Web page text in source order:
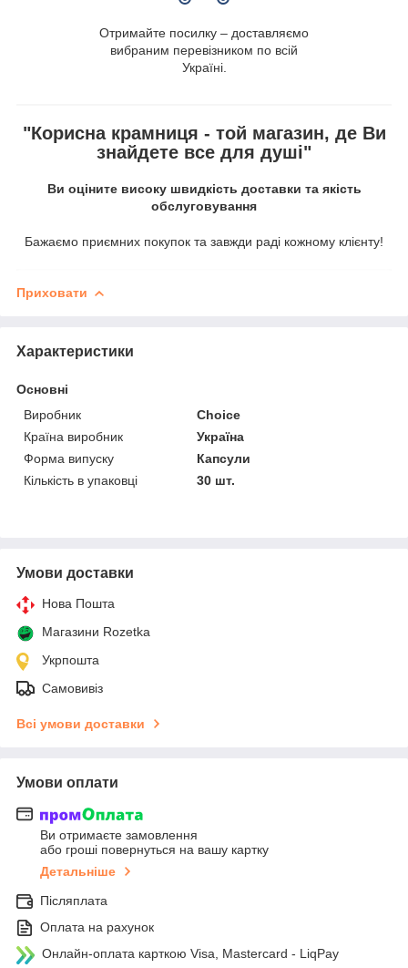
Отримайте посилку – доставляємо
вибраним перевізником по всій
Україні.
"Корисна крамниця - той магазин, де Ви
знайдете все для душі"
Ви оціните високу швидкість доставки та якість
обслуговування
Бажаємо приємних покупок та завжди раді кожному клієнту!
Приховати
Характеристики
Основні
Виробник
Choice
Країна виробник
Україна
Форма випуску
Капсули
Кількість в упаковці
30 шт.
Умови доставки
Нова Пошта
Магазини Rozetka
Укрпошта
Самовивіз
Всі умови доставки
Умови оплати
Ви отримаєте замовлення
або гроші повернуться на вашу картку
Детальніше
Післяплата
Оплата на рахунок
Онлайн-оплата карткою Visa, Mastercard - LiqPay